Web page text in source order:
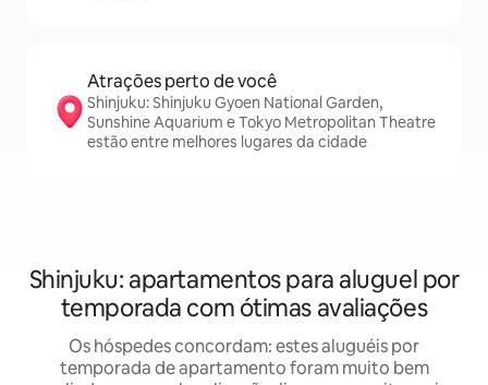
Atrações perto de você
Shinjuku: Shinjuku Gyoen National Garden,
Sunshine Aquarium e Tokyo Metropolitan Theatre
estão entre melhores lugares da cidade
Shinjuku: apartamentos para aluguel por
temporada com ótimas avaliações
Os hóspedes concordam: estes aluguéis por
temporada de apartamento foram muito bem